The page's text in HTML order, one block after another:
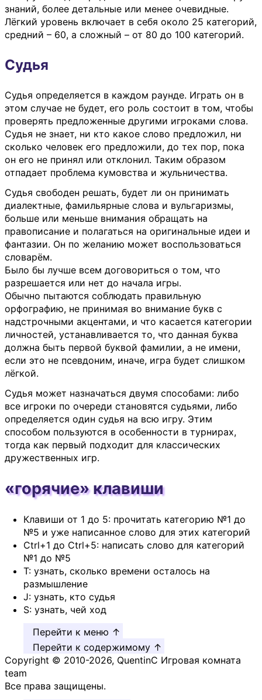
знаний, более детальные или менее очевидные.
Лёгкий уровень включает в себя около 25 категорий,
средний – 60, а сложный – от 80 до 100 категорий.
Судья
Судья определяется в каждом раунде. Играть он в
этом случае не будет, его роль состоит в том, чтобы
проверять предложенные другими игроками слова.
Судья не знает, ни кто какое слово предложил, ни
сколько человек его предложили, до тех пор, пока
он его не принял или отклонил. Таким образом
отпадает проблема кумовства и жульничества.
Судья свободен решать, будет ли он принимать
диалектные, фамильярные слова и вульгаризмы,
больше или меньше внимания обращать на
правописание и полагаться на оригинальные идеи и
фантазии. Он по желанию может воспользоваться
словарём.
Было бы лучше всем договориться о том, что
разрешается или нет до начала игры.
Обычно пытаются соблюдать правильную
орфографию, не принимая во внимание букв с
надстрочными акцентами, и что касается категории
личностей, устанавливается то, что данная буква
должна быть первой буквой фамилии, а не имени,
если это не псевдоним, иначе, игра будет слишком
лёгкой.
Судья может назначаться двумя способами: либо
все игроки по очереди становятся судьями, либо
определяется один судья на всю игру. Этим
способом пользуются в особенности в турнирах,
тогда как первый подходит для классических
дружественных игр.
«горячие» клавиши
Клавиши от 1 до 5: прочитать категорию №1 до
№5 и уже написанное слово для этих категорий
Ctrl+1 до Ctrl+5: написать слово для категорий
№1 до №5
T: узнать, сколько времени осталось на
размышление
J: узнать, кто судья
S: узнать, чей ход
Перейти к меню ↑
Перейти к содержимому ↑
Copyright © 2010-2026, QuentinC Игровая комната
team
Все права защищены.